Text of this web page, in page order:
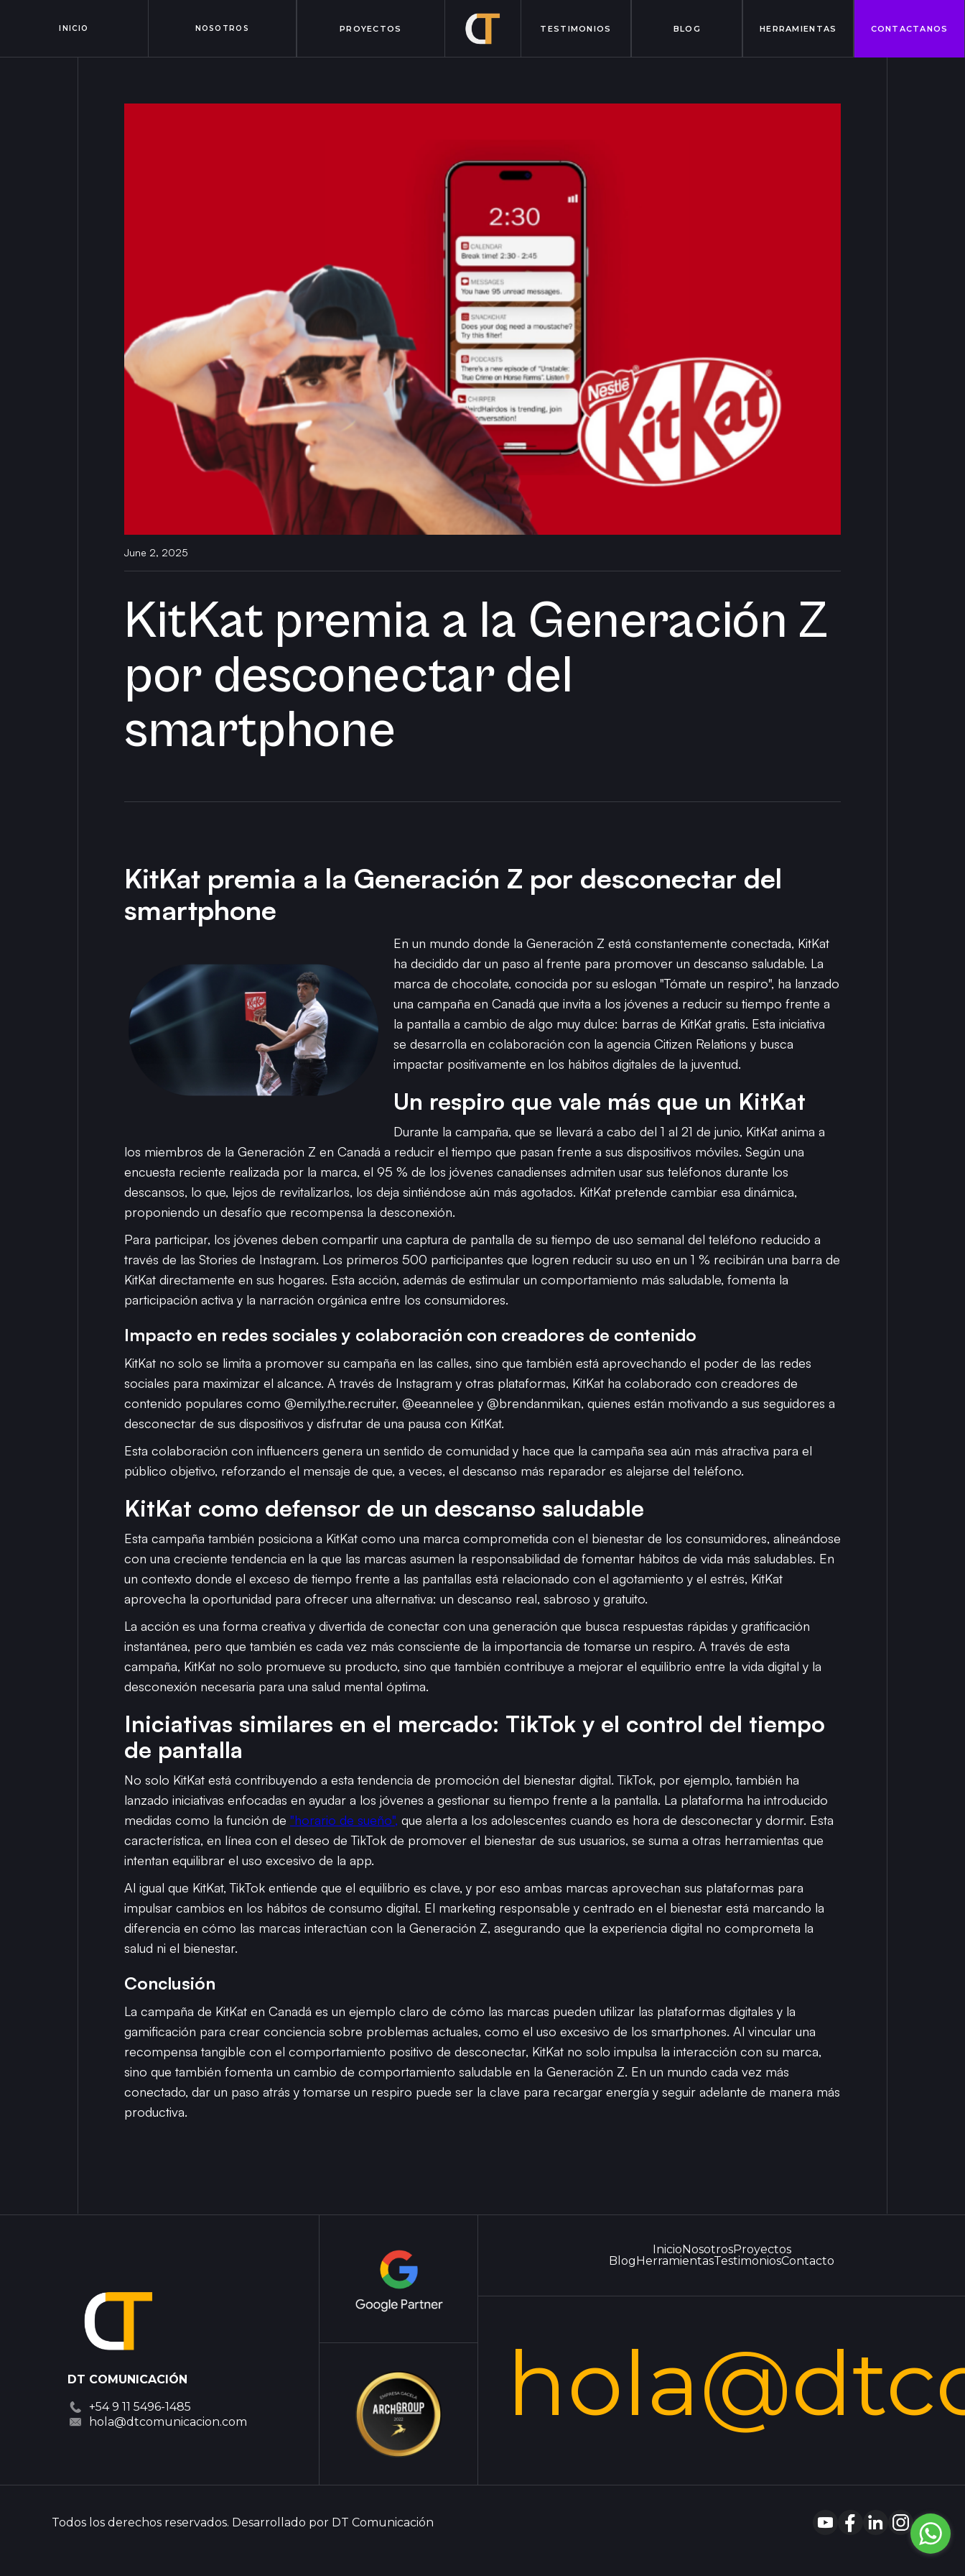
INICIO NOSOTROS PROYECTOS TESTIMONIOS BLOG HERRAMIENTAS CONTACTANOS
June 2, 2025
KitKat premia a la Generación Z
por desconectar del
smartphone
KitKat premia a la Generación Z por desconectar del
smartphone
En un mundo donde la Generación Z está constantemente conectada, KitKat
ha decidido dar un paso al frente para promover un descanso saludable. La
marca de chocolate, conocida por su eslogan "Tómate un respiro", ha lanzado
una campaña en Canadá que invita a los jóvenes a reducir su tiempo frente a
la pantalla a cambio de algo muy dulce: barras de KitKat gratis. Esta iniciativa
se desarrolla en colaboración con la agencia Citizen Relations y busca
impactar positivamente en los hábitos digitales de la juventud.
Un respiro que vale más que un KitKat
Durante la campaña, que se llevará a cabo del 1 al 21 de junio, KitKat anima a
los miembros de la Generación Z en Canadá a reducir el tiempo que pasan frente a sus dispositivos móviles. Según una
encuesta reciente realizada por la marca, el 95 % de los jóvenes canadienses admiten usar sus teléfonos durante los
descansos, lo que, lejos de revitalizarlos, los deja sintiéndose aún más agotados. KitKat pretende cambiar esa dinámica,
proponiendo un desafío que recompensa la desconexión.
Para participar, los jóvenes deben compartir una captura de pantalla de su tiempo de uso semanal del teléfono reducido a
través de las Stories de Instagram. Los primeros 500 participantes que logren reducir su uso en un 1 % recibirán una barra de
KitKat directamente en sus hogares. Esta acción, además de estimular un comportamiento más saludable, fomenta la
participación activa y la narración orgánica entre los consumidores.
Impacto en redes sociales y colaboración con creadores de contenido
KitKat no solo se limita a promover su campaña en las calles, sino que también está aprovechando el poder de las redes
sociales para maximizar el alcance. A través de Instagram y otras plataformas, KitKat ha colaborado con creadores de
contenido populares como @emily.the.recruiter, @eeannelee y @brendanmikan, quienes están motivando a sus seguidores a
desconectar de sus dispositivos y disfrutar de una pausa con KitKat.
Esta colaboración con influencers genera un sentido de comunidad y hace que la campaña sea aún más atractiva para el
público objetivo, reforzando el mensaje de que, a veces, el descanso más reparador es alejarse del teléfono.
KitKat como defensor de un descanso saludable
Esta campaña también posiciona a KitKat como una marca comprometida con el bienestar de los consumidores, alineándose
con una creciente tendencia en la que las marcas asumen la responsabilidad de fomentar hábitos de vida más saludables. En
un contexto donde el exceso de tiempo frente a las pantallas está relacionado con el agotamiento y el estrés, KitKat
aprovecha la oportunidad para ofrecer una alternativa: un descanso real, sabroso y gratuito.
La acción es una forma creativa y divertida de conectar con una generación que busca respuestas rápidas y gratificación
instantánea, pero que también es cada vez más consciente de la importancia de tomarse un respiro. A través de esta
campaña, KitKat no solo promueve su producto, sino que también contribuye a mejorar el equilibrio entre la vida digital y la
desconexión necesaria para una salud mental óptima.
Iniciativas similares en el mercado: TikTok y el control del tiempo
de pantalla
No solo KitKat está contribuyendo a esta tendencia de promoción del bienestar digital. TikTok, por ejemplo, también ha
lanzado iniciativas enfocadas en ayudar a los jóvenes a gestionar su tiempo frente a la pantalla. La plataforma ha introducido
medidas como la función de "horario de sueño", que alerta a los adolescentes cuando es hora de desconectar y dormir. Esta
característica, en línea con el deseo de TikTok de promover el bienestar de sus usuarios, se suma a otras herramientas que
intentan equilibrar el uso excesivo de la app.
Al igual que KitKat, TikTok entiende que el equilibrio es clave, y por eso ambas marcas aprovechan sus plataformas para
impulsar cambios en los hábitos de consumo digital. El marketing responsable y centrado en el bienestar está marcando la
diferencia en cómo las marcas interactúan con la Generación Z, asegurando que la experiencia digital no comprometa la
salud ni el bienestar.
Conclusión
La campaña de KitKat en Canadá es un ejemplo claro de cómo las marcas pueden utilizar las plataformas digitales y la
gamificación para crear conciencia sobre problemas actuales, como el uso excesivo de los smartphones. Al vincular una
recompensa tangible con el comportamiento positivo de desconectar, KitKat no solo impulsa la interacción con su marca,
sino que también fomenta un cambio de comportamiento saludable en la Generación Z. En un mundo cada vez más
conectado, dar un paso atrás y tomarse un respiro puede ser la clave para recargar energía y seguir adelante de manera más
productiva.
DT COMUNICACIÓN
+54 9 11 5496-1485
hola@dtcomunicacion.com
InicioNosotrosProyectos
BlogHerramientasTestimoniosContacto
Todos los derechos reservados. Desarrollado por DT Comunicación